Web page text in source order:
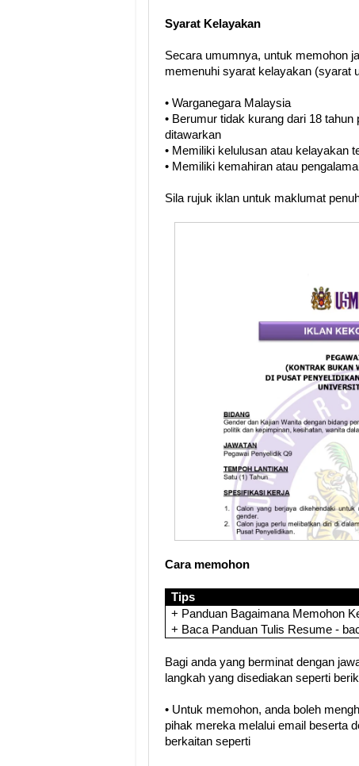
Syarat Kelayakan
Secara umumnya, untuk memohon
memenuhi syarat kelayakan (syarat
• Warganegara Malaysia
• Berumur tidak kurang dari 18
ditawarkan
• Memiliki kelulusan atau kelayakan
• Memiliki kemahiran atau
Sila rujuk iklan untuk maklumat
Cara memohon
Tips
+ Panduan Bagaimana Memohon
+ Baca Panduan Tulis Resume -
Bagi anda yang berminat dengan
langkah yang disediakan seperti
• Untuk memohon, anda boleh
pihak mereka melalui email beserta
berkaitan seperti